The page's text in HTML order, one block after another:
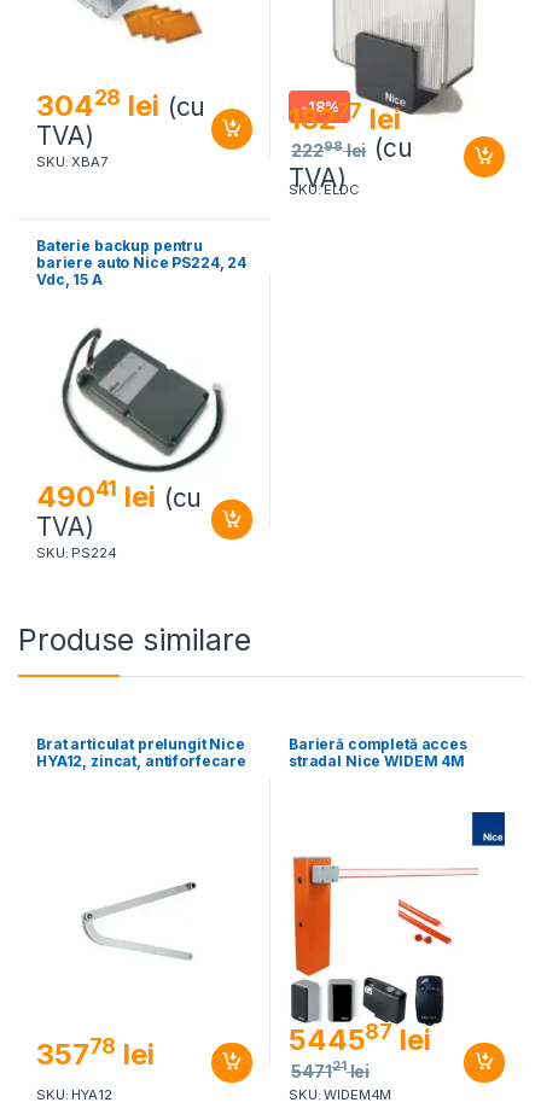
30428 lei (cu
TVA)
SKU: XBA7
-18%
18277 lei
22298 lei (cu
TVA)
SKU: ELDC
Baterie backup pentru
bariere auto Nice PS224, 24
Vdc, 15 A
49041 lei (cu
TVA)
SKU: PS224
Produse similare
Brat articulat prelungit Nice
HYA12, zincat, antiforfecare
35778 lei
SKU: HYA12
Barieră completă acces
stradal Nice WIDEM 4M
544587 lei
547121 lei
SKU: WIDEM4M